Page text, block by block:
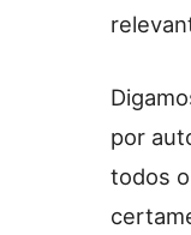
por
todos